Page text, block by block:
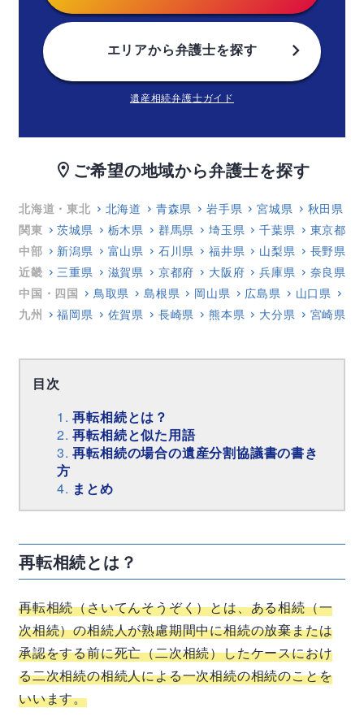
エリアから弁護士を探す chevron_right
遺産相続弁護士ガイド
location_on ご希望の地域から弁護士を探す
北海道・東北 北海道 青森県 岩手県 宮城県 秋田県
関東
茨城県 栃木県 群馬県 埼玉県 千葉県 東京都
中部
新潟県 富山県 石川県 福井県 山梨県 長野県
近畿
三重県 滋賀県 京都府 大阪府 兵庫県 奈良県
中国・四国
鳥取県 島根県 岡山県 広島県 山口県
九州
福岡県 佐賀県 長崎県 熊本県 大分県 宮崎県
目次
再転相続とは？
再転相続と似た用語
再転相続の場合の遺産分割協議書の書き
方
まとめ
再転相続とは？
再転相続（さいてんそうぞく）とは、ある相続（一
次相続）の相続人が熟慮期間中に相続の放棄または
承認をする前に死亡（二次相続）したケースにおけ
る二次相続の相続人による一次相続の相続のことを
いいます。